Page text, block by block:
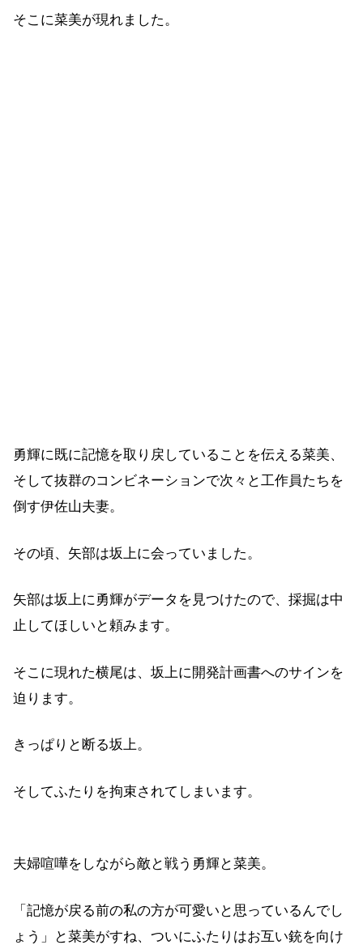
そこに菜美が現れました。
勇輝に既に記憶を取り戻していることを伝える菜美、
そして抜群のコンビネーションで次々と工作員たちを
倒す伊佐山夫妻。
その頃、矢部は坂上に会っていました。
矢部は坂上に勇輝がデータを見つけたので、採掘は中
止してほしいと頼みます。
そこに現れた横尾は、坂上に開発計画書へのサインを
迫ります。
きっぱりと断る坂上。
そしてふたりを拘束されてしまいます。
夫婦喧嘩をしながら敵と戦う勇輝と菜美。
「記憶が戻る前の私の方が可愛いと思っているんでし
ょう」と菜美がすね、ついにふたりはお互い銃を向け